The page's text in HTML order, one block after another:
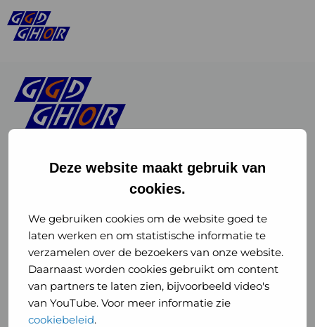
Deze website maakt gebruik van
cookies.
We gebruiken cookies om de website goed te
laten werken en om statistische informatie te
verzamelen over de bezoekers van onze website.
Daarnaast worden cookies gebruikt om content
van partners te laten zien, bijvoorbeeld video's
van YouTube. Voor meer informatie zie
cookiebeleid.
of
GGD
GHOR
Nederland
Instagram
of
GGD
GHOR
Nederland
GGD Reizen op social media
GGD Reizen